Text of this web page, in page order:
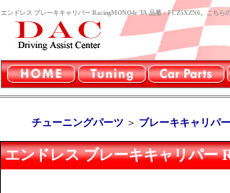
エンドレス ブレーキキャリパー RacingMONO4r TA 品番：FCZ5XZN6。こちら
チューニングパーツ ＞ ブレーキキャリパー
エンドレス ブレーキキャリパー